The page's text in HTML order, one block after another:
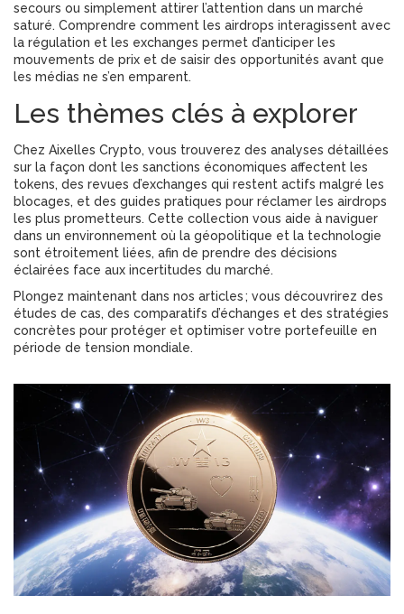
secours ou simplement attirer l’attention dans un marché
saturé. Comprendre comment les airdrops interagissent avec
la régulation et les exchanges permet d’anticiper les
mouvements de prix et de saisir des opportunités avant que
les médias ne s’en emparent.
Les thèmes clés à explorer
Chez Aixelles Crypto, vous trouverez des analyses détaillées
sur la façon dont les sanctions économiques affectent les
tokens, des revues d’exchanges qui restent actifs malgré les
blocages, et des guides pratiques pour réclamer les airdrops
les plus prometteurs. Cette collection vous aide à naviguer
dans un environnement où la géopolitique et la technologie
sont étroitement liées, afin de prendre des décisions
éclairées face aux incertitudes du marché.
Plongez maintenant dans nos articles ; vous découvrirez des
études de cas, des comparatifs d’échanges et des stratégies
concrètes pour protéger et optimiser votre portefeuille en
période de tension mondiale.